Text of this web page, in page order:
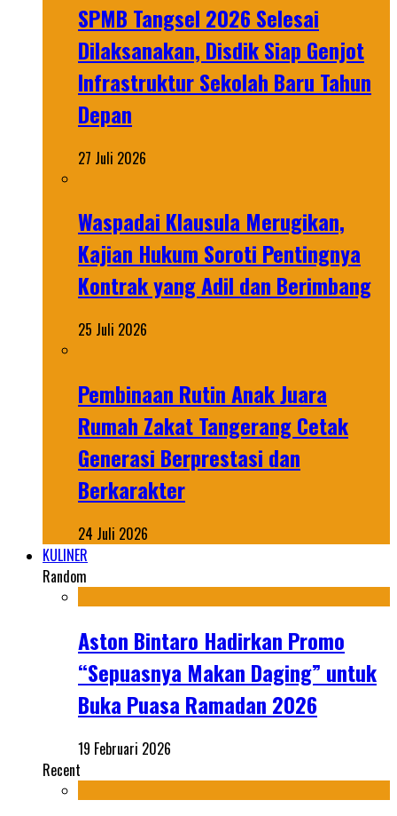
SPMB Tangsel 2026 Selesai
Dilaksanakan, Disdik Siap Genjot
Infrastruktur Sekolah Baru Tahun
Depan
27 Juli 2026
Waspadai Klausula Merugikan,
Kajian Hukum Soroti Pentingnya
Kontrak yang Adil dan Berimbang
25 Juli 2026
Pembinaan Rutin Anak Juara
Rumah Zakat Tangerang Cetak
Generasi Berprestasi dan
Berkarakter
24 Juli 2026
KULINER
Random
Aston Bintaro Hadirkan Promo
“Sepuasnya Makan Daging” untuk
Buka Puasa Ramadan 2026
19 Februari 2026
Recent